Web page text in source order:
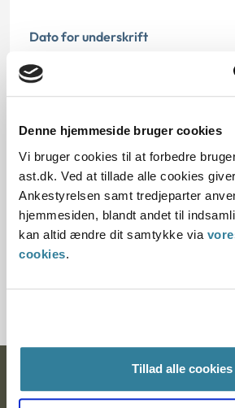
Denne hjemmeside bruger cookies
Vi bruger cookies til at forbedre
ast.dk. Ved at tillade alle cookies
Ankestyrelsen samt tredjeparter
hjemmesiden, blandt andet til
kan altid ændre dit samtykke via
cookies.
Tillad alle cookies
Dato for underskrift
15.06.1995
Paragraf
§ 67 § 35
Journalnummer
40173-944024494